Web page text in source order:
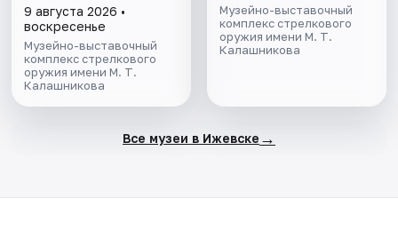
9 августа 2026 •
воскресенье
Музейно-выставочный
комплекс стрелкового
оружия имени М. Т.
Калашникова
Музейно-выставочный
комплекс стрелкового
оружия имени М. Т.
Калашникова
Все музеи в Ижевске →